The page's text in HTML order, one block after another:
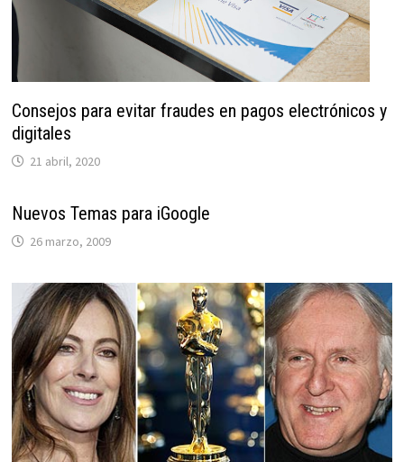
Consejos para evitar fraudes en pagos electrónicos y
digitales
21 abril, 2020
Nuevos Temas para iGoogle
26 marzo, 2009